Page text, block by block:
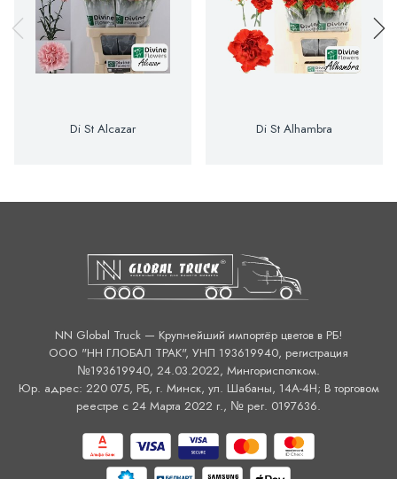
Di St Alcazar Di St Alhambra
NN Global Truck — Крупнейший импортёр цветов в РБ!
ООО "НН ГЛОБАЛ ТРАК", УНП 193619940, регистрация
№193619940, 24.03.2022, Мингорисполком.
Юр. адрес: 220 075, РБ, г. Минск, ул. Шабаны, 14А-4H; В торговом
реестре с 24 Марта 2022 г., № рег. 0197636.